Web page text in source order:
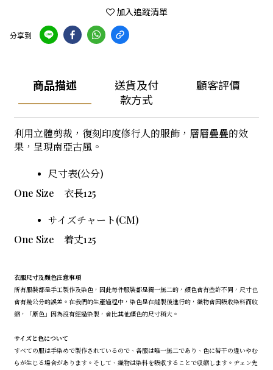
加入追蹤清單
分享到
商品描述
送貨及付
款方式
顧客評價
利用立體剪裁，復刻印度修行人的服飾，層層疊疊的效
果，呈現南亞古風。
尺寸表(公分)
One Size 衣長125
サイズチャート(CM)
One Size 着丈125
衣服尺寸及顏色注意事項
所有服裝都是手工製作及染色，因此每件服裝都是獨一無二的，顏色會有些許不同，尺寸也
會有幾公分的誤差。在我們的生產過程中，染色是在縫製後進行的，織物會因吸收染料而收
縮，「原色」因為沒有經過染製，會比其他顏色的尺寸稍大。
サイズと色について
すべての服は手染めで製作されているので、各服は唯一無二であり、色に若干の違いやむ
らが生じる場合があります。そして、織物は染料を吸収することで収縮します。ヂェン先